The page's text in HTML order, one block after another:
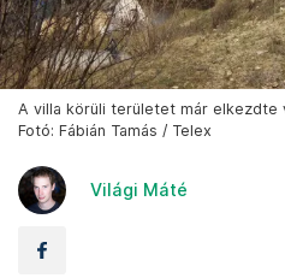
A villa körüli területet már elkezdte
Fotó: Fábián Tamás / Telex
Világi Máté